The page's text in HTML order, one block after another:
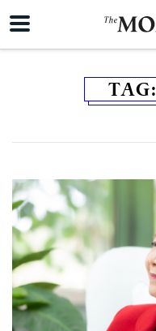
TAG: